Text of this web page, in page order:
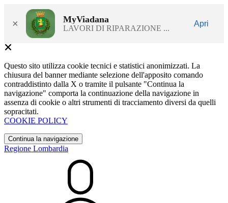
× MyViadana
LAVORI DI RIPARAZIONE ...
Apri
Questo sito utilizza cookie tecnici e statistici anonimizzati. La
chiusura del banner mediante selezione dell'apposito comando
contraddistinto dalla X o tramite il pulsante "Continua la
navigazione" comporta la continuazione della navigazione in
assenza di cookie o altri strumenti di tracciamento diversi da quelli
sopracitati.
COOKIE POLICY
Continua la navigazione
Regione Lombardia